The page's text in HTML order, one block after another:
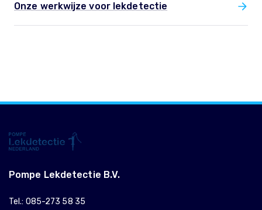
Onze werkwijze voor lekdetectie
Pompe Lekdetectie B.V.
Tel.: 085-273 58 35